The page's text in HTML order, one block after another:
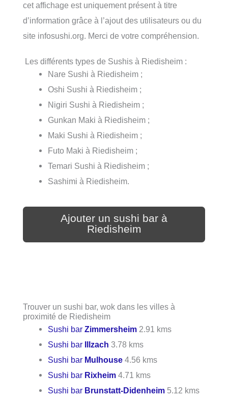
cet affichage est uniquement présent à titre
d’information grâce à l’ajout des utilisateurs ou du
site infosushi.org. Merci de votre compréhension.
Les différents types de Sushis à Riedisheim :
Nare Sushi à Riedisheim ;
Oshi Sushi à Riedisheim ;
Nigiri Sushi à Riedisheim ;
Gunkan Maki à Riedisheim ;
Maki Sushi à Riedisheim ;
Futo Maki à Riedisheim ;
Temari Sushi à Riedisheim ;
Sashimi à Riedisheim.
Ajouter un sushi bar à
Riedisheim
Trouver un sushi bar, wok dans les villes à
proximité de Riedisheim
Sushi bar Zimmersheim 2.91 kms
Sushi bar Illzach 3.78 kms
Sushi bar Mulhouse 4.56 kms
Sushi bar Rixheim 4.71 kms
Sushi bar Brunstatt-Didenheim 5.12 kms